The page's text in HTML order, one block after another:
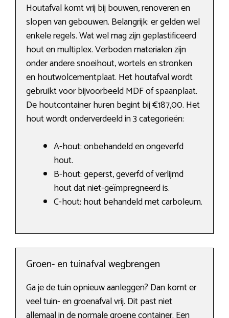
Houtafval komt vrij bij bouwen, renoveren en
slopen van gebouwen. Belangrijk: er gelden wel
enkele regels. Wat wel mag zijn geplastificeerd
hout en multiplex. Verboden materialen zijn
onder andere snoeihout, wortels en stronken
en houtwolcementplaat. Het houtafval wordt
gebruikt voor bijvoorbeeld MDF of spaanplaat.
De houtcontainer huren begint bij €187,00. Het
hout wordt onderverdeeld in 3 categorieën:
A-hout: onbehandeld en ongeverfd
hout.
B-hout: geperst, geverfd of verlijmd
hout dat niet-geïmpregneerd is.
C-hout: hout behandeld met carboleum.
Groen- en tuinafval wegbrengen
Ga je de tuin opnieuw aanleggen? Dan komt er
veel tuin- en groenafval vrij. Dit past niet